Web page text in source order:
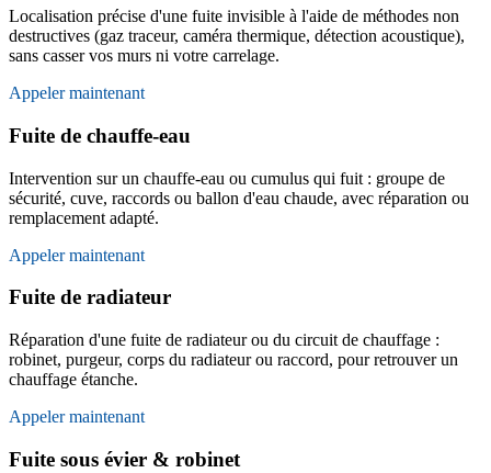
Localisation précise d'une fuite invisible à l'aide de méthodes non
destructives (gaz traceur, caméra thermique, détection acoustique),
sans casser vos murs ni votre carrelage.
Appeler maintenant
Fuite de chauffe-eau
Intervention sur un chauffe-eau ou cumulus qui fuit : groupe de
sécurité, cuve, raccords ou ballon d'eau chaude, avec réparation ou
remplacement adapté.
Appeler maintenant
Fuite de radiateur
Réparation d'une fuite de radiateur ou du circuit de chauffage :
robinet, purgeur, corps du radiateur ou raccord, pour retrouver un
chauffage étanche.
Appeler maintenant
Fuite sous évier & robinet